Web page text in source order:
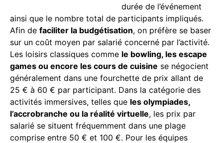
durée de l’événement
ainsi que le nombre total de participants impliqués.
Afin de faciliter la budgétisation, on préfère se baser
sur un coût moyen par salarié concerné par l’activité.
Les loisirs classiques comme le bowling, les escape
games ou encore les cours de cuisine se négocient
généralement dans une fourchette de prix allant de
25 € à 60 € par participant. Dans la catégorie des
activités immersives, telles que les olympiades,
l’accrobranche ou la réalité virtuelle, les prix par
salarié se situent fréquemment dans une plage
comprise entre 50 € et 100 €. Pour les équipes